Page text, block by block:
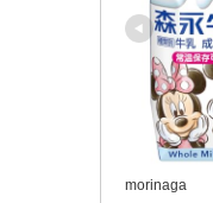
morinaga